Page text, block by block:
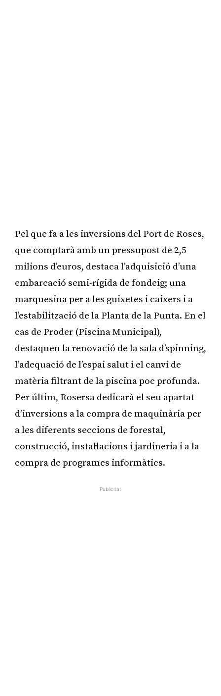
Pel que fa a les inversions del Port de Roses,
que comptarà amb un pressupost de 2,5
milions d’euros, destaca l’adquisició d’una
embarcació semi-rígida de fondeig; una
marquesina per a les guixetes i caixers i a
l’estabilització de la Planta de la Punta. En el
cas de Proder (Piscina Municipal),
destaquen la renovació de la sala d’spinning,
l’adequació de l’espai salut i el canvi de
matèria filtrant de la piscina poc profunda.
Per últim, Rosersa dedicarà el seu apartat
d’inversions a la compra de maquinària per
a les diferents seccions de forestal,
construcció, instal·lacions i jardineria i a la
compra de programes informàtics.
Publicitat